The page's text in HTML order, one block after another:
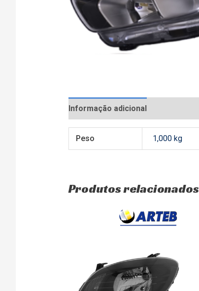
Informação adicional
Peso 1,000 kg
Produtos relacionados